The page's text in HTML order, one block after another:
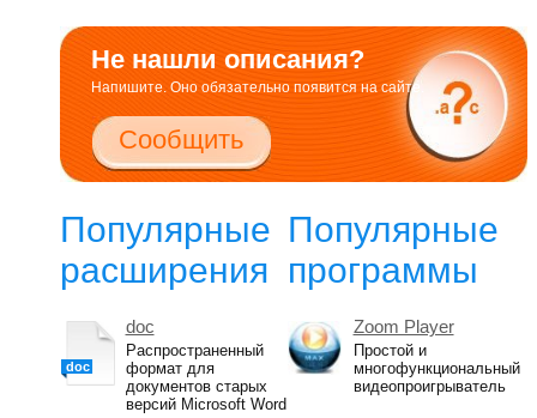
Не нашли описания?
Напишите. Оно обязательно появится на сайте.
Сообщить
Популярные
расширения
doc
doc
Распространенный
формат для
документов старых
версий Microsoft Word
Популярные
программы
Zoom Player
Простой и
многофункциональный
видеопроигрыватель